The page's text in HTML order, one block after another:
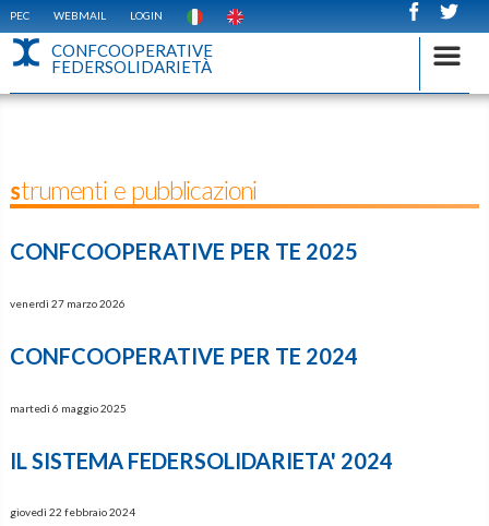
PEC WEBMAIL LOGIN
CONFCOOPERATIVE
FEDERSOLIDARIETÀ
Strumenti e pubblicazioni
CONFCOOPERATIVE PER TE 2025
venerdì 27 marzo 2026
CONFCOOPERATIVE PER TE 2024
martedì 6 maggio 2025
IL SISTEMA FEDERSOLIDARIETA' 2024
giovedì 22 febbraio 2024